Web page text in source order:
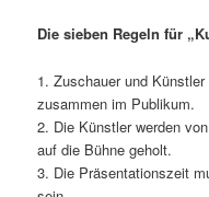
Die sieben Regeln für
1. Zuschauer und
zusammen im Publikum.
2. Die Künstler werden
auf die Bühne geholt.
3. Die Präsentationszeit